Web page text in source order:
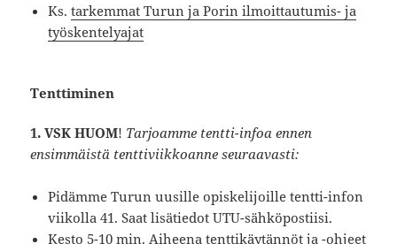
Ks.tarkemmat Turun ja Porin ilmoittautumis- ja
työskentelyajat
Tenttiminen
1. VSK HUOM! Tarjoamme tentti-infoa ennen
ensimmäistä tenttiviikkoanne seuraavasti:
Pidämme Turun uusille opiskelijoille tentti-infon
viikolla 41. Saat lisätiedot UTU-sähköpostiisi.
Kesto 5-10 min. Aiheena tenttikäytännöt ja -ohjeet